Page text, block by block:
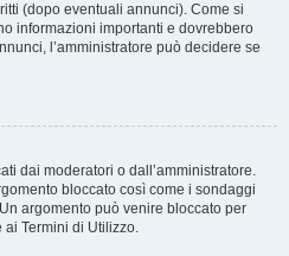
(dopo eventuali annunci). Come si
informazioni importanti e dovrebbero
l’amministratore può decidere se
dai moderatori o dall’amministratore.
bloccato così come i sondaggi
argomento può venire bloccato per
Termini di Utilizzo.